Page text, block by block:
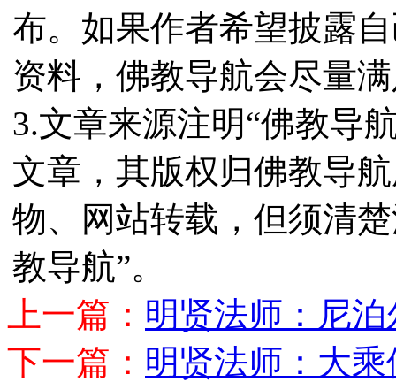
布。如果作者希望披露
资料，佛教导航会尽量
3.文章来源注明“佛教导
文章，其版权归佛教导
物、网站转载，但须清
教导航”。
上一篇： 明贤法师：尼
下一篇： 明贤法师：大